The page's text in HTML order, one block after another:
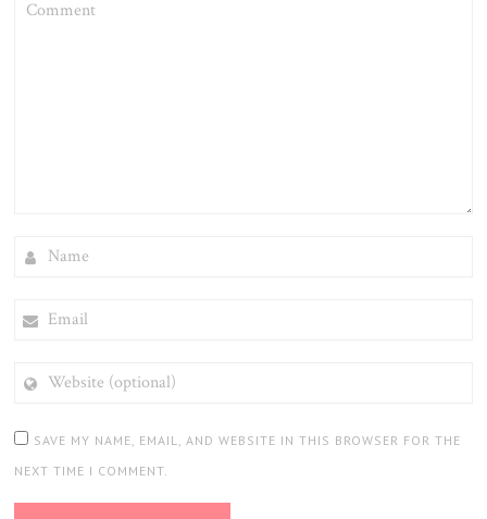
(OPTIONAL)
SAVE MY NAME, EMAIL, AND WEBSITE IN THIS BROWSER FOR THE
NEXT TIME I COMMENT.